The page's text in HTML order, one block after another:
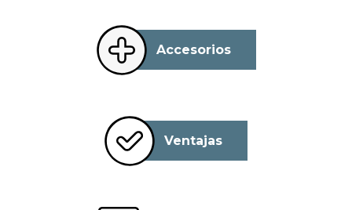
Accesorios
Ventajas